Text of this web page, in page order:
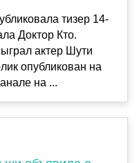
тизер 14-
Доктор Кто.
актер Шути
опубликован на
на ...